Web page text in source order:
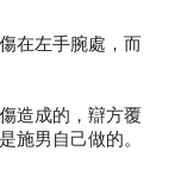
在左手腕處，而
造成的，辯方覆
施男自己做的。